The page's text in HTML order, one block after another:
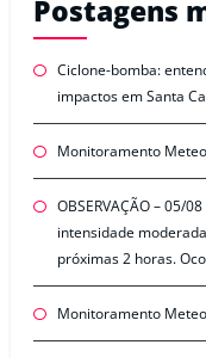
Postagens
Ciclone-bomba:
impactos em Santa
Monitoramento
OBSERVAÇÃO – 05/
intensidade
próximas 2 horas.
Monitoramento